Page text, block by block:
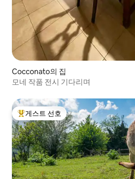
Cocconato의 집
모네 작품 전시 기다리며
상위 게스트 선호
게스트 선호